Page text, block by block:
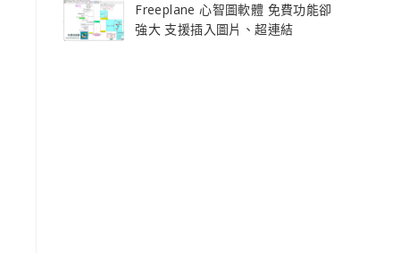
Freeplane 心智圖軟體 免費功能卻
強大 支援插入圖片、超連結